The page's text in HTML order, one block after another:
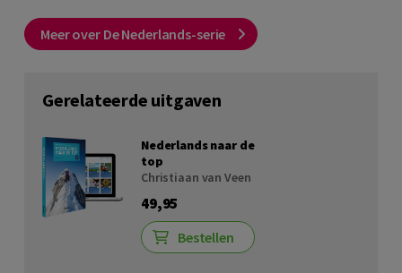
Meer over De Nederlands-serie
Gerelateerde uitgaven
Nederlands naar de
top
Christiaan van Veen
49,95
Bestellen